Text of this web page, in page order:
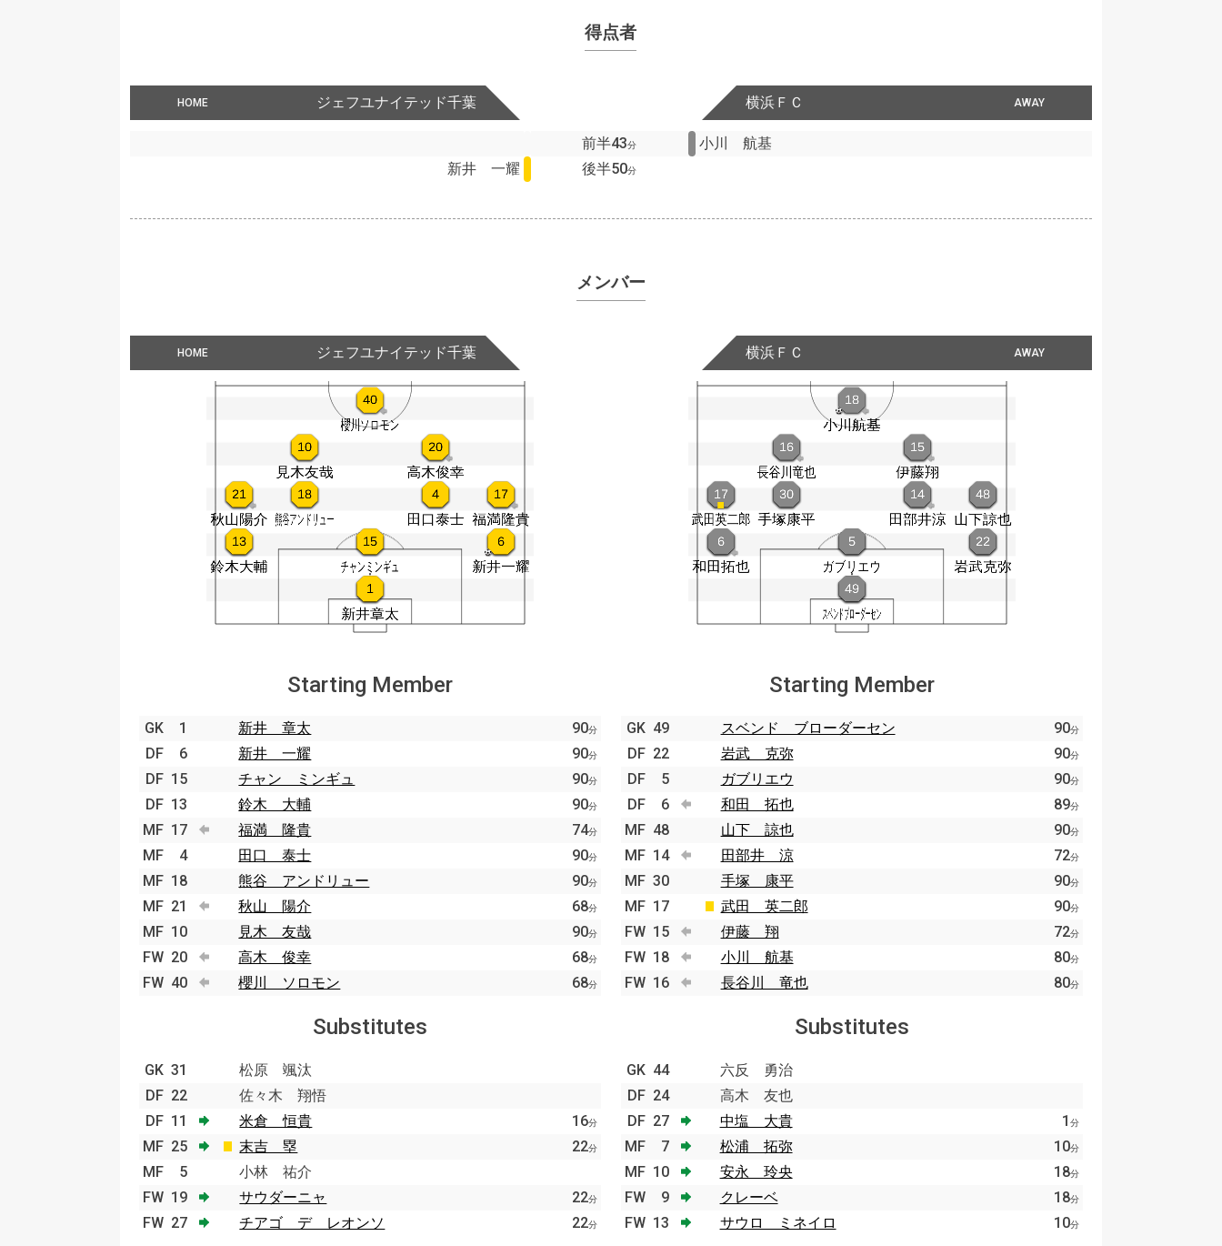
得点者
HOME ジェフユナイテッド千葉 AWAY
横浜ＦＣ
前半43分
小川 航基
新井 一耀
後半50分
メンバー
HOME ジェフユナイテッド千葉 AWAY
横浜ＦＣ
Starting Member
GK 1 新井 章太 90分
DF 6 新井 一耀 90分
DF 15 チャン ミンギュ 90分
DF 13 鈴木 大輔 90分
MF 17 福満 隆貴 74分
MF 4 田口 泰士 90分
MF 18 熊谷 アンドリュー 90分
MF 21 秋山 陽介 68分
MF 10 見木 友哉 90分
FW 20 高木 俊幸 68分
FW 40 櫻川 ソロモン 68分
Substitutes
GK 31
松原 颯汰
DF 22
佐々木 翔悟
DF 11 米倉 恒貴 16分
MF 25 末吉 塁 22分
MF 5
小林 祐介
FW 19 サウダーニャ 22分
FW 27 チアゴ デ レオンソ 22分
Starting Member
GK 49 スベンド ブローダーセン 90分
DF 22 岩武 克弥 90分
DF 5 ガブリエウ 90分
DF 6 和田 拓也 89分
MF 48 山下 諒也 90分
MF 14 田部井 涼 72分
MF 30 手塚 康平 90分
MF 17 武田 英二郎 90分
FW 15 伊藤 翔 72分
FW 18 小川 航基 80分
FW 16 長谷川 竜也 80分
Substitutes
GK 44
六反 勇治
DF 24
高木 友也
DF 27 中塩 大貴 1 分
MF 7 松浦 拓弥 10分
MF 10 安永 玲央 18分
FW 9 クレーベ 18分
FW 13 サウロ ミネイロ 10分